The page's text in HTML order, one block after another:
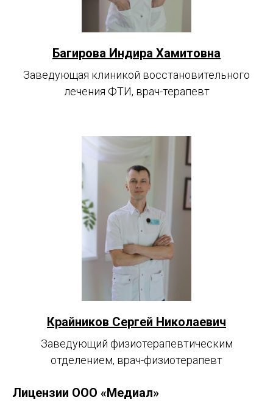
Багирова Индира Хамитовна
Заведующая клиникой восстановительного
лечения ФТИ, врач-терапевт
Крайников Сергей Николаевич
Заведующий физиотерапевтическим
отделением, врач-физиотерапевт
Лицензии ООО «Медиал»